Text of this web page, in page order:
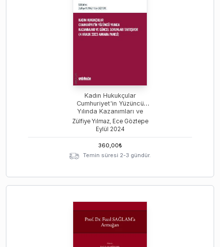
Kadın Hukukçular
Cumhuriyet'in Yüzüncü
Yılında Kazanımları ve
Güncel Sorunları
Tartışıyor
Zülfiye Yılmaz, Ece Göztepe
Eylül 2024
360,00₺
Temin süresi 2-3 gündür.